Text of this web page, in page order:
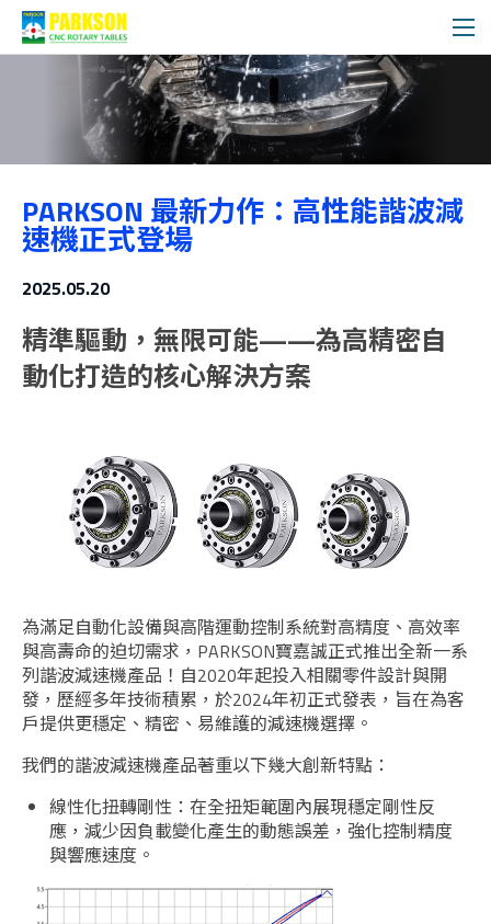
最新訊息
媒體專區
PARKSON 最新力作：高性能諧波減
速機正式登場
2025.05.20
精準驅動，無限可能——為高精密自
動化打造的核心解決方案
為滿足自動化設備與高階運動控制系統對高精度、高效率
與高壽命的迫切需求，PARKSON寶嘉誠正式推出全新一系
列諧波減速機產品！自2020年起投入相關零件設計與開
發，歷經多年技術積累，於2024年初正式發表，旨在為客
戶提供更穩定、精密、易維護的減速機選擇。
我們的諧波減速機產品著重以下幾大創新特點：
線性化扭轉剛性：在全扭矩範圍內展現穩定剛性反
應，減少因負載變化產生的動態誤差，強化控制精度
與響應速度。